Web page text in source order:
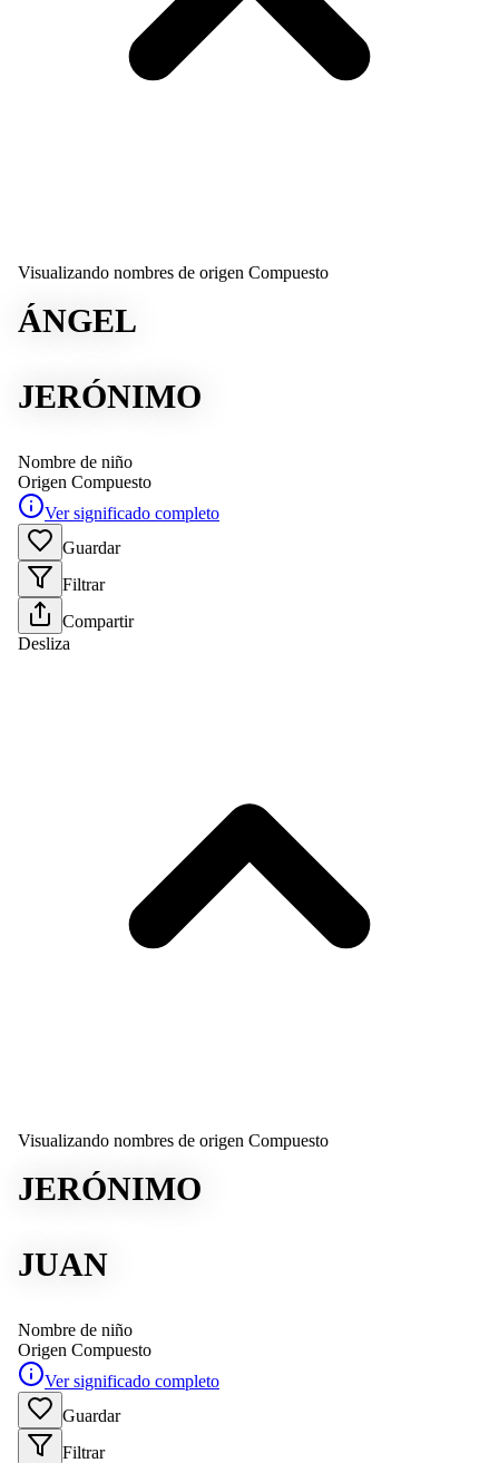
Visualizando nombres de origen Compuesto
ÁNGEL
JERÓNIMO
Nombre de niño
Origen Compuesto
Ver significado completo
Guardar
Filtrar
Compartir
Desliza
Visualizando nombres de origen Compuesto
JERÓNIMO
JUAN
Nombre de niño
Origen Compuesto
Ver significado completo
Guardar
Filtrar